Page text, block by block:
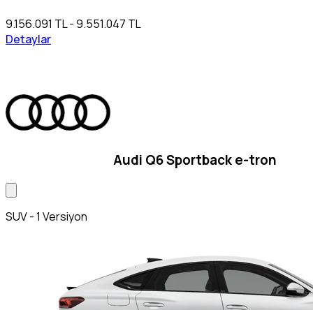
9.156.091 TL - 9.551.047 TL
Detaylar
Audi Q6 Sportback e-tron
SUV - 1 Versiyon